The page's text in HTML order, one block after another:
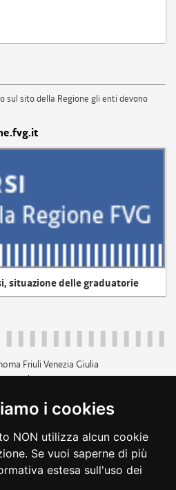
i cookies
NON utilizza alcun cookie
Se vuoi saperne di più
estesa sull'uso dei
sul sito della Regione gli enti devono
situazione delle graduatorie
Friuli Venezia Giulia
p.iva 00526040324
040 3771111
trasparente
accessibilità
dichiarazione di
cambio preferenze cookie